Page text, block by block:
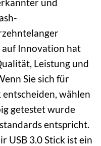
auf Innovation hat
Leistung und
Sie sich für
entscheiden, wählen
getestet wurde
entspricht.
USB 3.0 Stick ist ein